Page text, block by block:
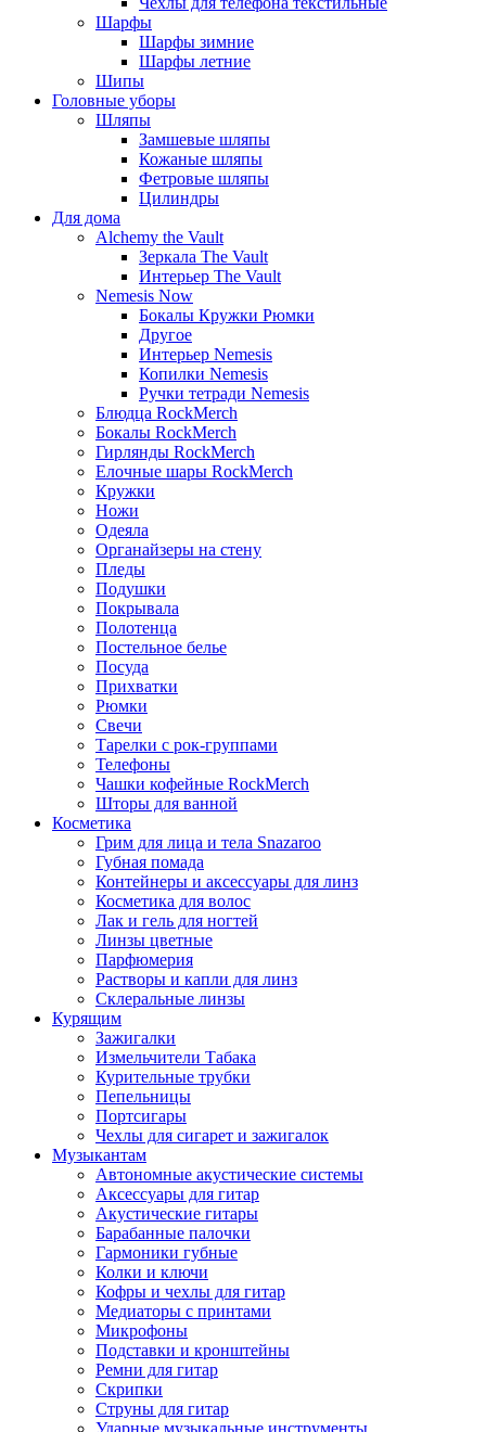
Шарфы
Шарфы зимние
Шарфы летние
Шипы
Головные уборы
Шляпы
Замшевые шляпы
Кожаные шляпы
Фетровые шляпы
Цилиндры
Для дома
Alchemy the Vault
Зеркала The Vault
Интерьер The Vault
Nemesis Now
Бокалы Кружки Рюмки
Другое
Интерьер Nemesis
Копилки Nemesis
Ручки тетради Nemesis
Блюдца RockMerch
Бокалы RockMerch
Гирлянды RockMerch
Елочные шары RockMerch
Кружки
Ножи
Одеяла
Органайзеры на стену
Пледы
Подушки
Покрывала
Полотенца
Постельное белье
Посуда
Прихватки
Рюмки
Свечи
Тарелки с рок-группами
Телефоны
Чашки кофейные RockMerch
Шторы для ванной
Косметика
Грим для лица и тела Snazaroo
Губная помада
Контейнеры и аксессуары для линз
Косметика для волос
Лак и гель для ногтей
Линзы цветные
Парфюмерия
Растворы и капли для линз
Склеральные линзы
Курящим
Зажигалки
Измельчители Табака
Курительные трубки
Пепельницы
Портсигары
Чехлы для сигарет и зажигалок
Музыкантам
Автономные акустические системы
Аксессуары для гитар
Акустические гитары
Барабанные палочки
Гармоники губные
Колки и ключи
Кофры и чехлы для гитар
Медиаторы с принтами
Микрофоны
Подставки и кронштейны
Ремни для гитар
Скрипки
Струны для гитар
Ударные музыкальные инструменты